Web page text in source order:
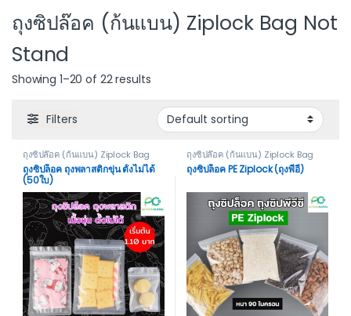
ถุงซิปล๊อค (ก้นแบน) Ziplock Bag Not
Stand
Showing 1–20 of 22 results
Filters
ถุงซิปล๊อค (ก้นแบน) Ziplock Bag
Not Stand
ถุงซิปล็อค ถุงพลาสติกขุ่น ตั้งไม่ได้
(50ใบ)
ถุงซิปล๊อค (ก้นแบน) Ziplock Bag
Not Stand
ถุงซิปล็อค PE Ziplock (ถุงพีอี)